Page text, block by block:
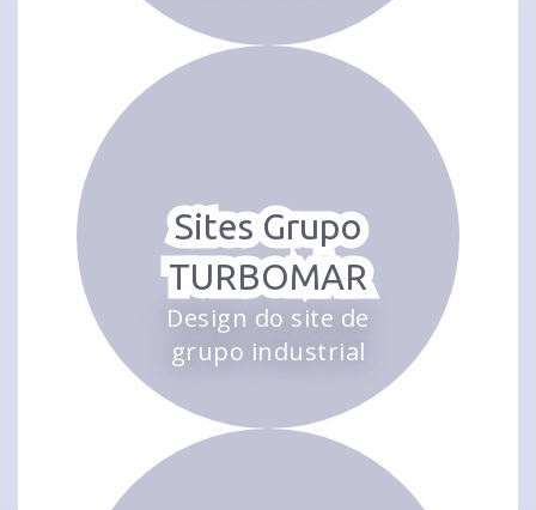
Sites Grupo
TURBOMAR
Design do site de
grupo industrial